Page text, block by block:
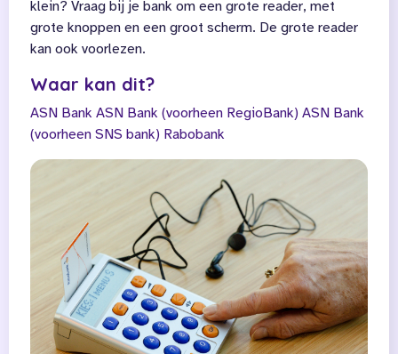
klein? Vraag bij je bank om een grote reader, met
grote knoppen en een groot scherm. De grote reader
kan ook voorlezen.
Waar kan dit?
ASN Bank ASN Bank (voorheen RegioBank) ASN Bank
(voorheen SNS bank) Rabobank